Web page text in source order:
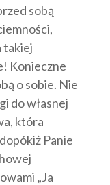
sobą
takiej
Konieczne
o sobie. Nie
do własnej
która
Panie
„Ja